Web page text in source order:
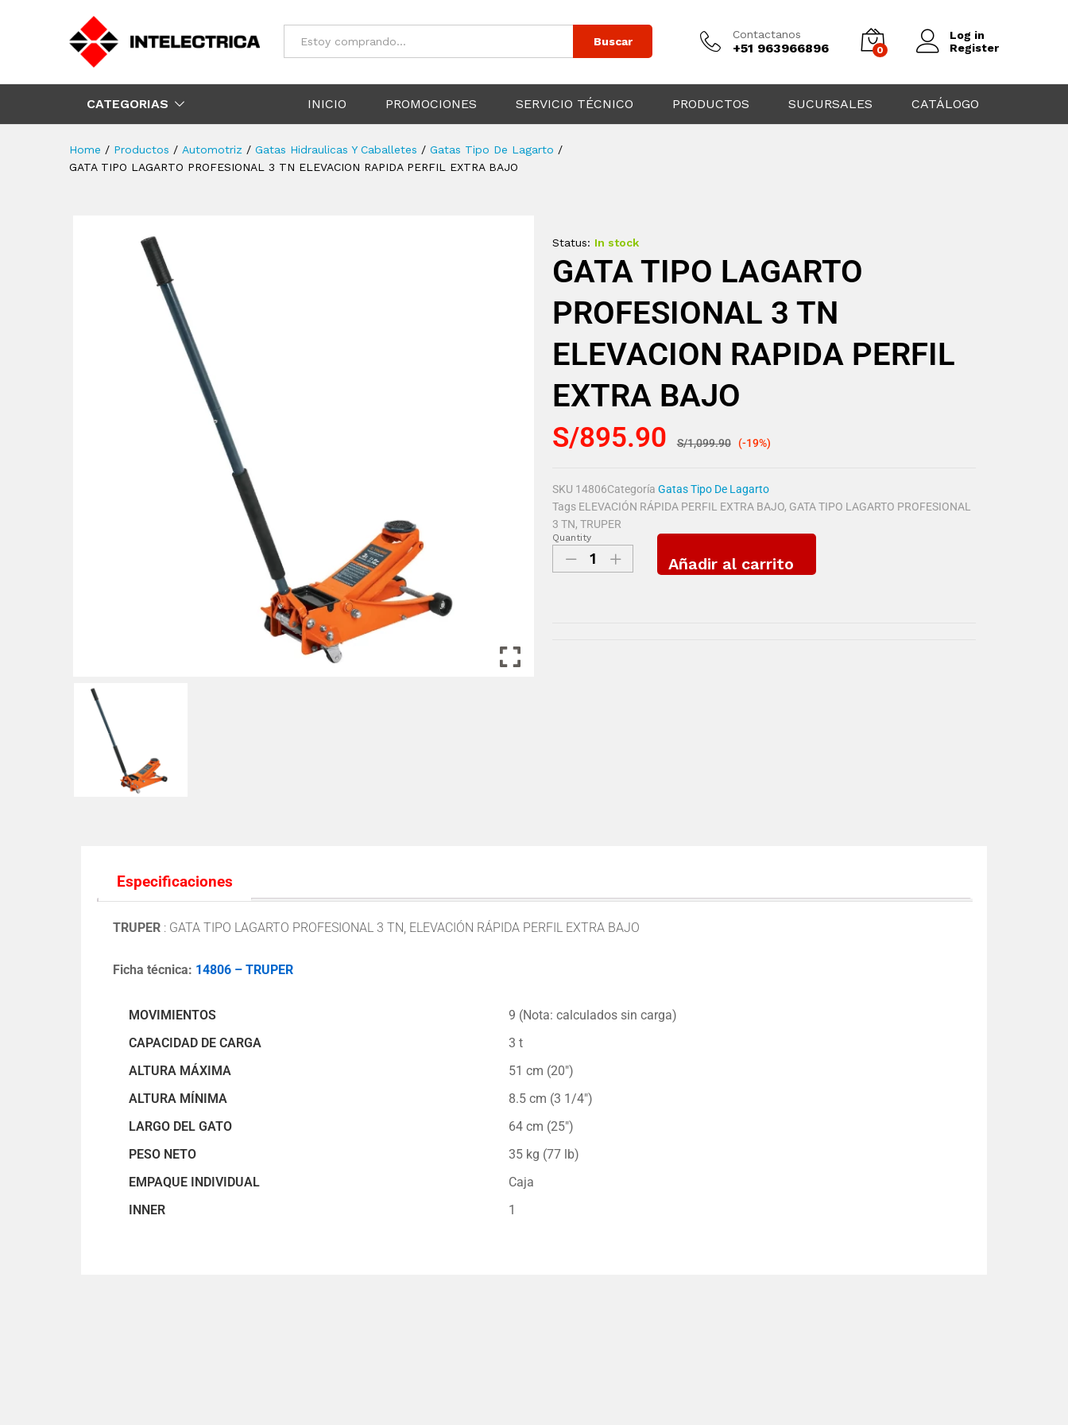
Todos Buscar
Contactanos
+51 963966896 0
Log in
Register
CATEGORIAS INICIO PROMOCIONES SERVICIO TÉCNICO PRODUCTOS SUCURSALES CATÁLOGO
Home / Productos / Automotriz / Gatas Hidraulicas Y Caballetes / Gatas Tipo De Lagarto /
GATA TIPO LAGARTO PROFESIONAL 3 TN ELEVACION RAPIDA PERFIL EXTRA BAJO
Status: In stock
GATA TIPO LAGARTO
PROFESIONAL 3 TN
ELEVACION RAPIDA PERFIL
EXTRA BAJO
S/895.90 S/1,099.90 (-19%)
SKU 14806Categoría Gatas Tipo De Lagarto
Tags ELEVACIÓN RÁPIDA PERFIL EXTRA BAJO, GATA TIPO LAGARTO PROFESIONAL
3 TN, TRUPER
Quantity
Añadir al carrito
Especificaciones
TRUPER : GATA TIPO LAGARTO PROFESIONAL 3 TN, ELEVACIÓN RÁPIDA PERFIL EXTRA BAJO
Ficha técnica: 14806 – TRUPER
MOVIMIENTOS
9 (Nota: calculados sin carga)
CAPACIDAD DE CARGA
3 t
ALTURA MÁXIMA
51 cm (20″)
ALTURA MÍNIMA
8.5 cm (3 1/4″)
LARGO DEL GATO
64 cm (25″)
PESO NETO
35 kg (77 lb)
EMPAQUE INDIVIDUAL
Caja
INNER
1